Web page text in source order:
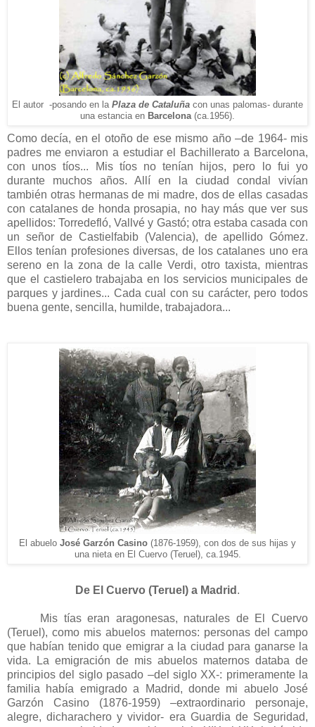
El autor -posando en la Plaza de Cataluña con unas palomas- durante
una estancia en Barcelona (ca.1956).
Como decía, en el otoño de ese mismo año –de 1964- mis
padres me enviaron a estudiar el Bachillerato a Barcelona,
con unos tíos... Mis tíos no tenían hijos, pero lo fui yo
durante muchos años. Allí en la ciudad condal vivían
también otras hermanas de mi madre, dos de ellas casadas
con catalanes de honda prosapia, no hay más que ver sus
apellidos: Torredefló, Vallvé y Gastó; otra estaba casada con
un señor de Castielfabib (Valencia), de apellido Gómez.
Ellos tenían profesiones diversas, de los catalanes uno era
sereno en la zona de la calle Verdi, otro taxista, mientras
que el castielero trabajaba en los servicios municipales de
parques y jardines... Cada cual con su carácter, pero todos
buena gente, sencilla, humilde, trabajadora...
El abuelo José Garzón Casino (1876-1959), con dos de sus hijas y
unanieta en El Cuervo(Teruel), ca.1945.
De El Cuervo (Teruel) a Madrid .
Mis tías eran aragonesas, naturales de El Cuervo
(Teruel), como mis abuelos maternos: personas del campo
que habían tenido que emigrar a la ciudad para ganarse la
vida. La emigración de mis abuelos maternos databa de
principios del siglo pasado –del siglo XX-: primeramente la
familia había emigrado a Madrid, donde mi abuelo José
Garzón Casino (1876-1959) –extraordinario personaje,
alegre, dicharachero y vividor- era Guardia de Seguridad,